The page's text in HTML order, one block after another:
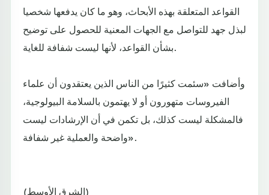
القواعد المتعلقة بهذه الأبحاث، وهو ما كان يدفعها شخصيا
لبذل جهد للتواصل مع الجهات المعنية للحصول على توضيح
بشأن القواعد، لأنها ليست شفافة للغاية.
وأضافت «سئمت كثيرًا من الناس الذين يعتقدون أن علماء
الفيروسات متهورون أو لا يهتمون بالسلامة البيولوجية،
فالمشكلة ليست كذلك، بل تكمن في أن الإرشادات ليست
واضحة والعملية غير شفافة».
(الشرق الأوسط)